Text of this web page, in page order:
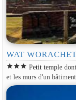
WAT
starstarstar Petit temple
et les murs d'un